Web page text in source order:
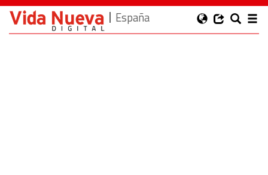
España